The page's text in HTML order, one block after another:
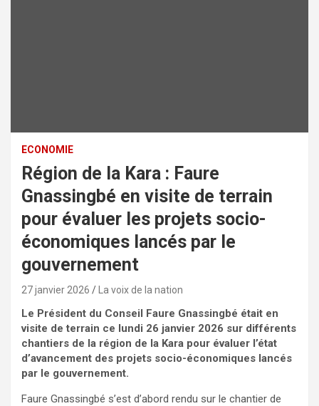
ECONOMIE
Région de la Kara : Faure
Gnassingbé en visite de terrain
pour évaluer les projets socio-
économiques lancés par le
gouvernement
27 janvier 2026 La voix de la nation
Le Président du Conseil Faure Gnassingbé était en
visite de terrain ce lundi 26 janvier 2026 sur différents
chantiers de la région de la Kara pour évaluer l’état
d’avancement des projets socio-économiques lancés
par le gouvernement.
Faure Gnassingbé s’est d’abord rendu sur le chantier de